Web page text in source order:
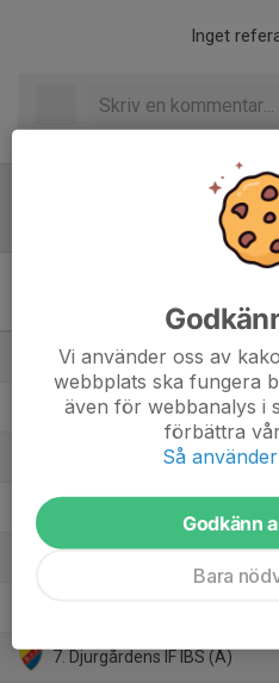
Inget
1. Täby FC (B)
2. Bele Barkarby IF IBF (B)
3. Järfälla IBK (A)
4. Rosersberg Arlanda IBK
7. Djurgårdens IF IBS (A)
Vi använder oss av
webbplats ska fungera
även för webbanalys i
förbättra
Så
Godkänn
Bara